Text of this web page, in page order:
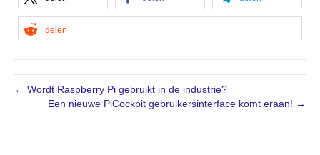
delen
← Wordt Raspberry Pi gebruikt in de industrie?
Een nieuwe PiCockpit gebruikersinterface komt eraan! →